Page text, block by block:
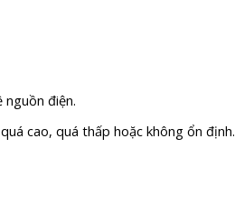
nguồn điện.
cao, quá thấp hoặc không ổn định.